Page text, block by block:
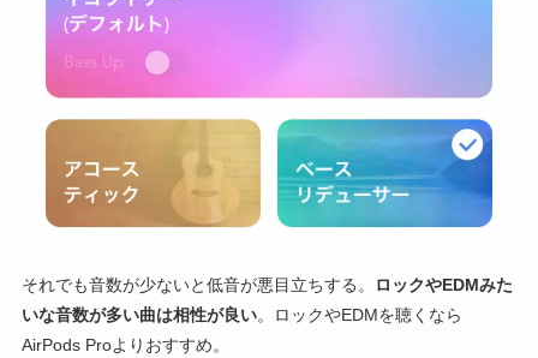
それでも音数が少ないと低音が悪目立ちする。
ロックやEDMみた
いな音数が多い曲は相性が良い。ロックやEDMを聴くなら
AirPods Proよりおすすめ。